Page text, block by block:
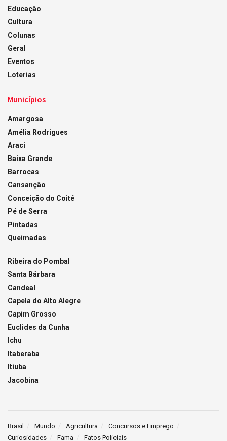
Educação
Cultura
Colunas
Geral
Eventos
Loterias
Municípios
Amargosa
Amélia Rodrigues
Araci
Baixa Grande
Barrocas
Cansanção
Conceição do Coité
Pé de Serra
Pintadas
Queimadas
Ribeira do Pombal
Santa Bárbara
Candeal
Capela do Alto Alegre
Capim Grosso
Euclides da Cunha
Ichu
Itaberaba
Itiuba
Jacobina
Brasil Mundo Agricultura
Concursos e Emprego
Curiosidades
Fama Fatos Policiais